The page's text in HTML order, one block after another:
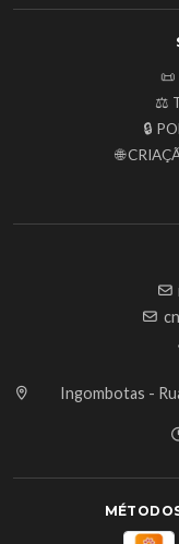
📜
⚖️
🔒
🌐
Ingombotas -